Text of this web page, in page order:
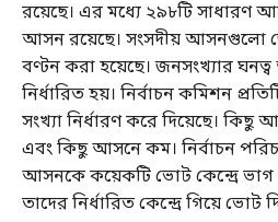
রয়েছে। এর মধ্যে ২৯৮টি সাধারণ
আসন রয়েছে। সংসদীয় আসনগুলো
বণ্টন করা হয়েছে। জনসংখ্যার
নির্ধারিত হয়। নির্বাচন কমিশন
সংখ্যা নির্ধারণ করে দিয়েছে। কিছু
এবং কিছু আসনে কম। নির্বাচন
আসনকে কয়েকটি ভোট কেন্দ্রে ভাগ
তাদের নির্ধারিত কেন্দ্রে গিয়ে ভোট